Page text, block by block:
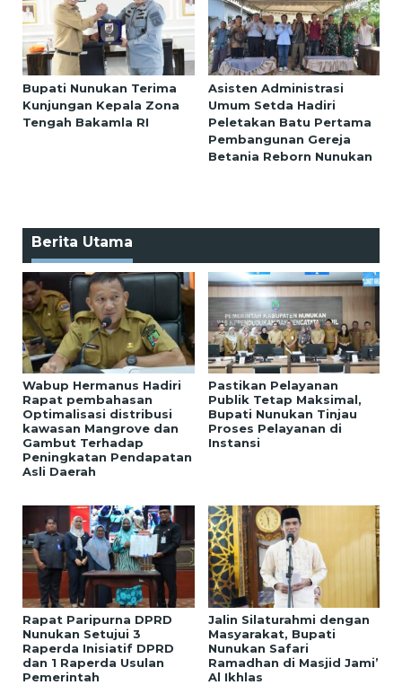
Bupati Nunukan Terima
Kunjungan Kepala Zona
Tengah Bakamla RI
Asisten Administrasi
Umum Setda Hadiri
Peletakan Batu Pertama
Pembangunan Gereja
Betania Reborn Nunukan
Berita Utama
Wabup Hermanus Hadiri
Rapat pembahasan
Optimalisasi distribusi
kawasan Mangrove dan
Gambut Terhadap
Peningkatan Pendapatan
Asli Daerah
Pastikan Pelayanan
Publik Tetap Maksimal,
Bupati Nunukan Tinjau
Proses Pelayanan di
Instansi
Rapat Paripurna DPRD
Nunukan Setujui 3
Raperda Inisiatif DPRD
dan 1 Raperda Usulan
Pemerintah
Jalin Silaturahmi dengan
Masyarakat, Bupati
Nunukan Safari
Ramadhan di Masjid Jami’
Al Ikhlas